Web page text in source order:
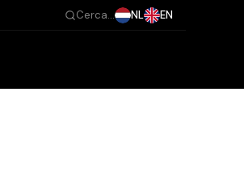
Cerca... NL EN